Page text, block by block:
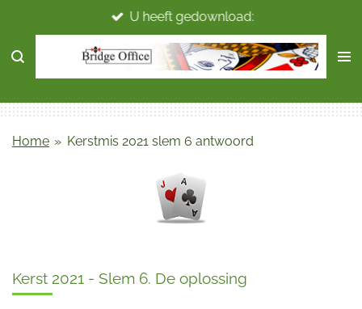
direct
naar
hoofdinhoud
U heeft gedownload:
Home » Kerstmis 2021 slem 6 antwoord
Kerst 2021 - Slem 6. De oplossing